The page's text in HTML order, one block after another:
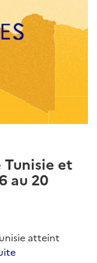
Tunisie et
au 20
atteint